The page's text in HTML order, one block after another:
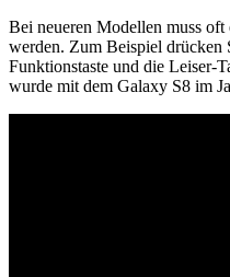
Bei neueren Modellen muss
werden. Zum Beispiel drücken
Funktionstaste und die Leiser-
wurde mit dem Galaxy S8 im